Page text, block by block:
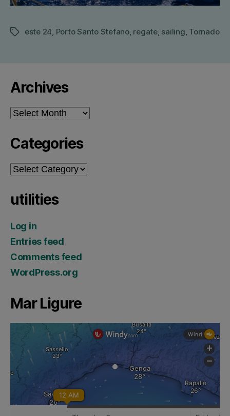
Tagseste 24 Porto Santo Stefano, regate, sailing Tornado
Archives
Archives
Categories
Categories
utilities
Log in
Entries feed
Comments feed
WordPress.org
Mar Ligure